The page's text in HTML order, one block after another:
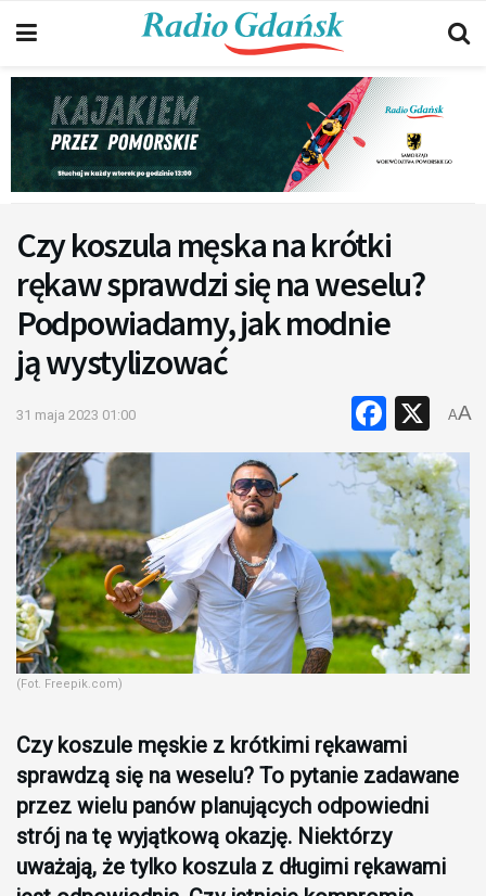
Czy koszula męska na krótki
rękaw sprawdzi się na weselu?
Podpowiadamy, jak modnie
ją wystylizować
31 maja 2023 01:00 X
AA
(Fot. Freepik.com)
Czy koszule męskie z krótkimi rękawami
sprawdzą się na weselu? To pytanie zadawane
przez wielu panów planujących odpowiedni
strój na tę wyjątkową okazję. Niektórzy
uważają, że tylko koszula z długimi rękawami